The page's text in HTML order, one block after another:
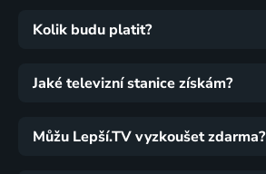
Kolik budu platit?
Jaké televizní stanice získám?
Můžu Lepší.TV vyzkoušet zdarma?